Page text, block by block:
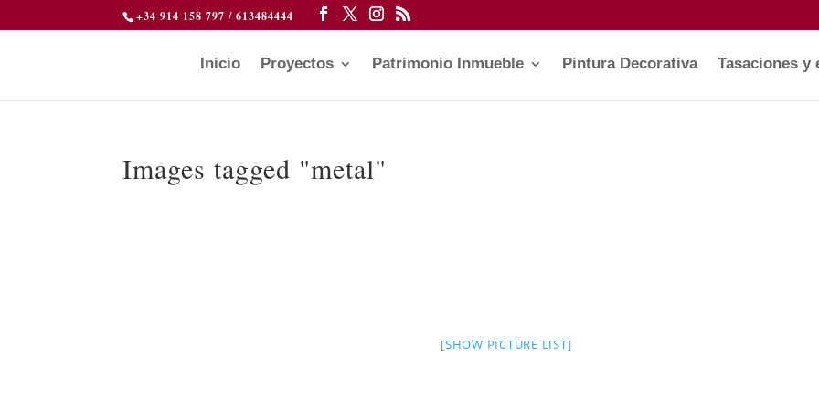
+34 914 158 797 / 613484444
Inicio Proyectos Patrimonio Inmueble Pintura Decorativa Tasaciones y
Images tagged "metal"
[SHOW PICTURE LIST]